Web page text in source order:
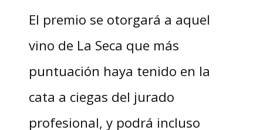
El premio se otorgará a aquel
vino de La Seca que más
puntuación haya tenido en la
cata a ciegas del jurado
profesional, y podrá incluso